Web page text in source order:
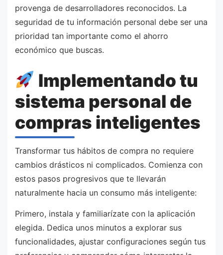
provenga de desarrolladores reconocidos. La
seguridad de tu información personal debe ser una
prioridad tan importante como el ahorro
económico que buscas.
Implementando tu
sistema personal de
compras inteligentes
Transformar tus hábitos de compra no requiere
cambios drásticos ni complicados. Comienza con
estos pasos progresivos que te llevarán
naturalmente hacia un consumo más inteligente:
Primero, instala y familiarízate con la aplicación
elegida. Dedica unos minutos a explorar sus
funcionalidades, ajustar configuraciones según tus